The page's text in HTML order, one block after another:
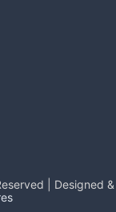
| Designed &